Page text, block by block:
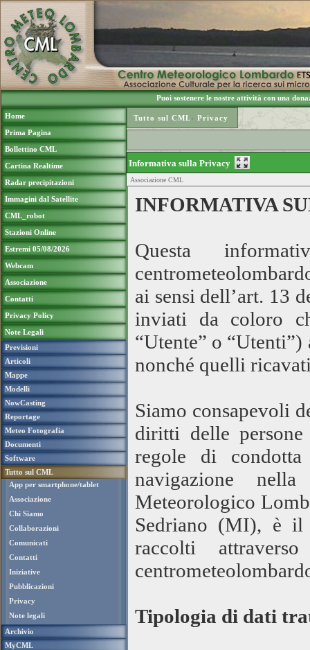
Puoi sostenere le nostre attività con una
Home
Prima Pagina
Bollettino CML
Cartina Realtime
Radar precipitazioni
Immagini dal Satellite
CML_robot
Stazioni Online
Estremi 05/08/2026
Webcam
Associazione
Contatti
Privacy Policy
Note Legali
Previsioni
Articoli
Mappe
Modelli
NowCasting
Reportage
Meteo Fotografia
Documenti
Software
Tutto sul CML
App per smartphone/tablet
Associazione
Chi Siamo
Collaborazioni
Comunicati
Contatti
Iniziative
Pubblicazioni
Privacy
Note legali
Archivio
MyCML
Tutto sul CML› Privacy
Informativa sulla Privacy
Associazione CML
INFORMATIVA
Questa
ai sensi dell’art. 13
inviati da coloro
“Utente” o
nonché quelli
Siamo consapevoli
diritti delle
regole di
navigazione
Meteorologico
Sedriano (MI), è il
raccolti
Tipologia di dati